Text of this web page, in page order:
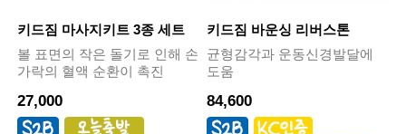
키드짐 마사지키트 3종 세트
볼 표면의 작은 돌기로 인해 손
가락의 혈액 순환이 촉진
27,000
키드짐 바운싱 리버스톤
균형감각과 운동신경발달에
도움
84,600